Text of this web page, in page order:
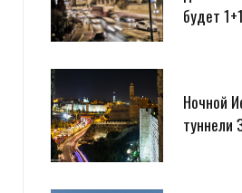
будет
Ночной
туннели